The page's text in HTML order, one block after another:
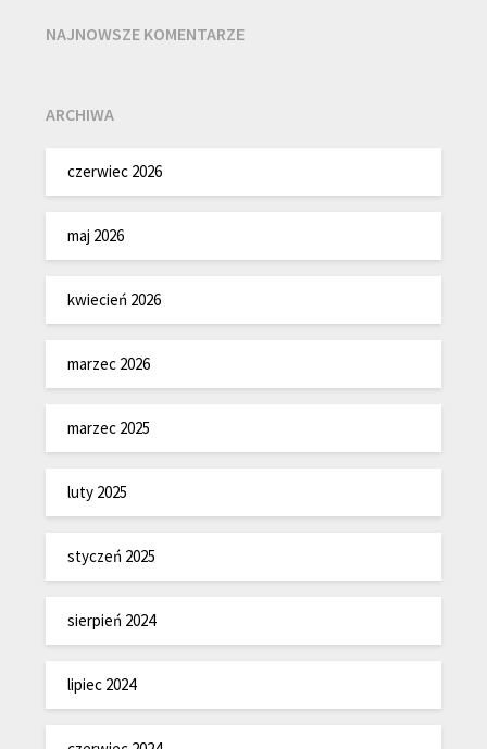
NAJNOWSZE KOMENTARZE
ARCHIWA
czerwiec 2026
maj 2026
kwiecień 2026
marzec 2026
marzec 2025
luty 2025
styczeń 2025
sierpień 2024
lipiec 2024